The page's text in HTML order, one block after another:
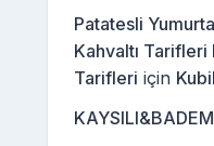
Patatesli
Kahvaltı
Tarifleri için